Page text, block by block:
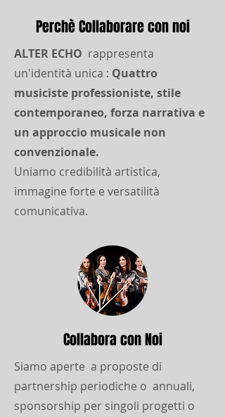
Perchè Collaborare con noi
ALTER ECHO rappresenta
un'identità unica : Quattro
musiciste professioniste, stile
contemporaneo, forza narrativa e
un approccio musicale non
convenzionale.
Uniamo credibilità artistica,
immagine forte e versatilità
comunicativa.
Collabora con Noi
Siamo aperte a proposte di
partnership periodiche o annuali,
sponsorship per singoli progetti o